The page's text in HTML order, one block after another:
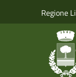
Regione